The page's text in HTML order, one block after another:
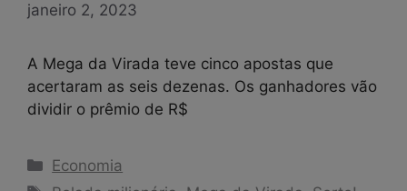
janeiro 2, 2023
A Mega da Virada teve cinco apostas que
acertaram as seis dezenas. Os ganhadores vão
dividir o prêmio de R$
Categorias
Economia